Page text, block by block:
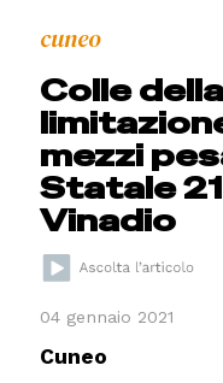
cuneo
Colle
mezzi
Statale
Vinadio
04 gennaio 2021
Cuneo